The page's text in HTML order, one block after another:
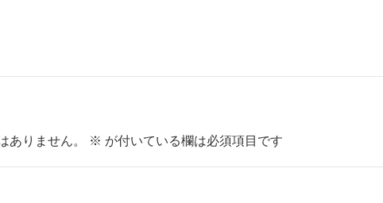
ありません。 ※ が付いている欄は必須項目です